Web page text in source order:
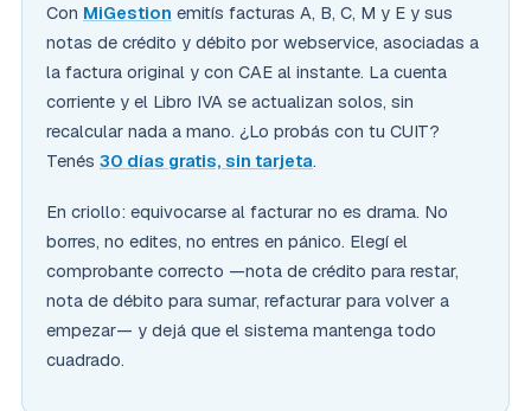
Con MiGestion emitís facturas A, B, C, M y E y sus
notas de crédito y débito por webservice, asociadas a
la factura original y con CAE al instante. La cuenta
corriente y el Libro IVA se actualizan solos, sin
recalcular nada a mano. ¿Lo probás con tu CUIT?
Tenés 30 días gratis, sin tarjeta.
En criollo: equivocarse al facturar no es drama. No
borres, no edites, no entres en pánico. Elegí el
comprobante correcto —nota de crédito para restar,
nota de débito para sumar, refacturar para volver a
empezar— y dejá que el sistema mantenga todo
cuadrado.